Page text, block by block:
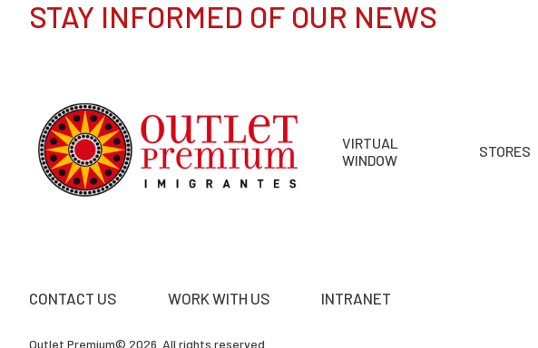
STAY INFORMED OF OUR NEWS
VIRTUAL
WINDOW
STORES
CONTACT US WORK WITH US INTRANET
Outlet Premium© 2026. All rights reserved